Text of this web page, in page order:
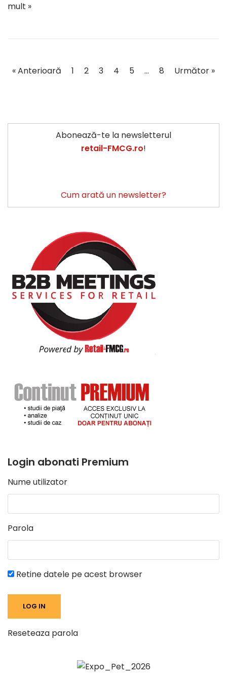
mult »
« Anterioară 1 2 3 4 5 … 8 Următor »
Abonează-te la newsletterul
retail-FMCG.ro!
Cum arată un newsletter?
Login abonati Premium
Nume utilizator
Parola
Retine datele pe acest browser
Reseteaza parola